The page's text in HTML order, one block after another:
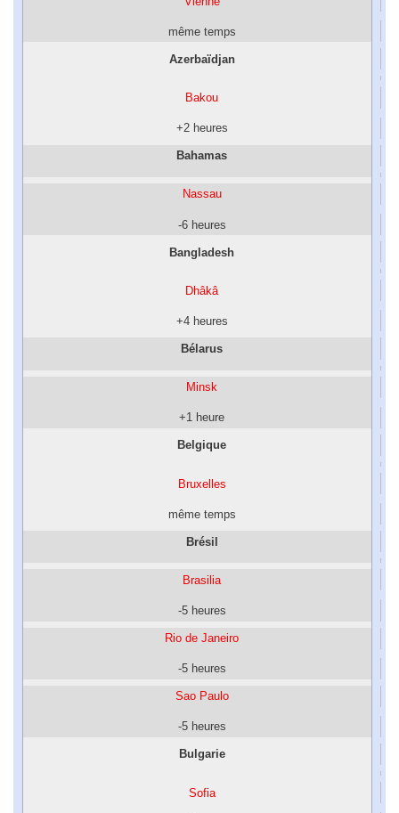
même temps
Azerbaïdjan
Bakou
+2 heures
Bahamas
Nassau
-6 heures
Bangladesh
Dhâkâ
+4 heures
Bélarus
Minsk
+1 heure
Belgique
Bruxelles
même temps
Brésil
Brasilia
-5 heures
Rio de Janeiro
-5 heures
Sao Paulo
-5 heures
Bulgarie
Sofia